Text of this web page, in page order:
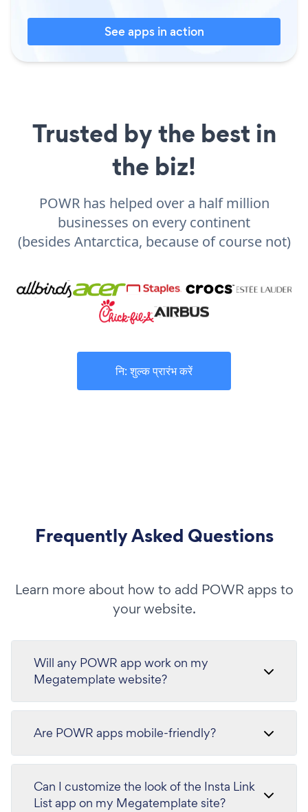
See apps in action
Trusted by the best in
the biz!
POWR has helped over a half million
businesses on every continent
(besides Antarctica, because of course not)
नि: शुल्क प्रारंभ करें
Frequently Asked Questions
Learn more about how to add POWR apps to
your website.
Will any POWR app work on my
Megatemplate website?
Are POWR apps mobile-friendly?
Can I customize the look of the Insta Link
List app on my Megatemplate site?